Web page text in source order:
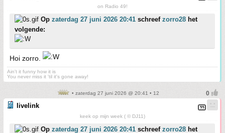
on Radio 49!
Op zaterdag 27 juni 2026 20:41 schreef zorro28 het
volgende:
Hoi zorro.
Ain't it funny how it is
You never miss it 'til it's gone away!
• zaterdag 27 juni 2026 @ 20:41 • 12
livelink
keek op mijn week ( © DJ11)
Op zaterdag 27 juni 2026 20:41 schreef zorro28 het